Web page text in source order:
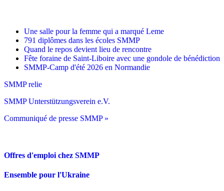
Une salle pour la femme qui a marqué Leme
791 diplômes dans les écoles SMMP
Quand le repos devient lieu de rencontre
Fête foraine de Saint-Liboire avec une gondole de bénédiction
SMMP-Camp d'été 2026 en Normandie
SMMP relie
SMMP Unterstützungsverein e.V.
Communiqué de presse SMMP »
Offres d'emploi chez SMMP
Ensemble pour l'Ukraine